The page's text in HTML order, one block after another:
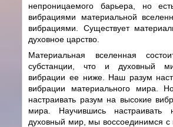
непроницаемого барьера, но
вибрациями материальной
вибрациями. Существует
духовное царство.
Материальная вселенная
субстанции, что и духовный
вибрации ее ниже. Наш разум
вибрации материального мира.
настраивать разум на высокие
мира. Научившись
духовный мир, мы воссоединимся с